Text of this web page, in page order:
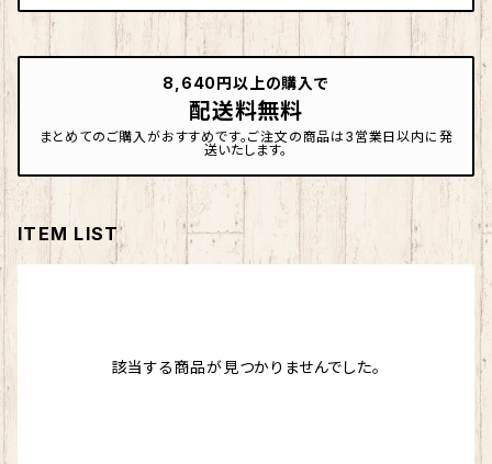
8,640円以上の購入で
配送料無料
まとめてのご購入がおすすめです。ご注文の商品は3営業日以内に発
送いたします。
ITEM LIST
該当する商品が見つかりませんでした。